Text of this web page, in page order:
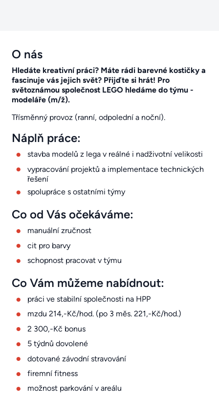
O nás
Hledáte kreativní práci? Máte rádi barevné kostičky a
fascinuje vás jejich svět? Přijďte si hrát! Pro
světoznámou společnost LEGO hledáme do týmu -
modeláře (m/ž).
Třísměnný provoz (ranní, odpolední a noční).
Náplň práce:
stavba modelů z lega v reálné i nadživotní velikosti
vypracování projektů a implementace technických
řešení
spolupráce s ostatními týmy
Co od Vás očekáváme:
manuální zručnost
cit pro barvy
schopnost pracovat v týmu
Co Vám můžeme nabídnout:
práci ve stabilní společnosti na HPP
mzdu 214,-Kč/hod. (po 3 měs. 221,-Kč/hod.)
2 300,-Kč bonus
5 týdnů dovolené
dotované závodní stravování
firemní fitness
možnost parkování v areálu